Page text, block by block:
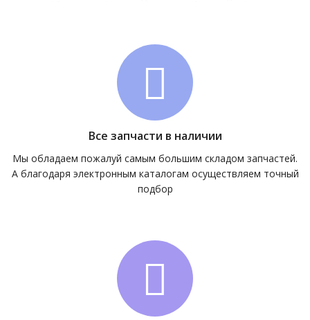
Все запчасти в наличии
Мы обладаем пожалуй самым большим складом запчастей.
А благодаря электронным каталогам осуществляем точный
подбор